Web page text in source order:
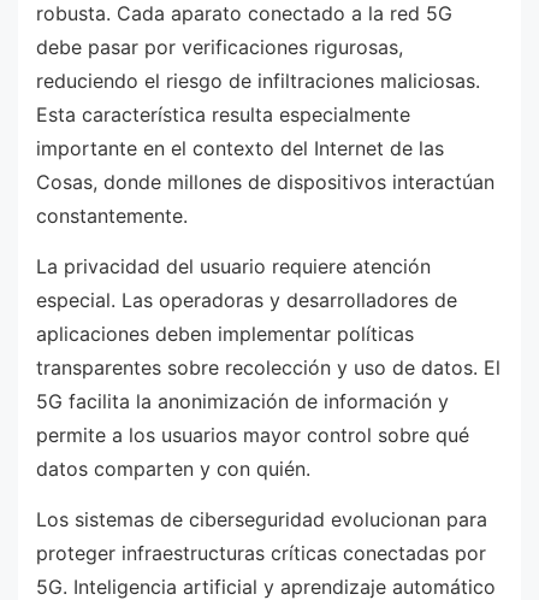
robusta. Cada aparato conectado a la red 5G
debe pasar por verificaciones rigurosas,
reduciendo el riesgo de infiltraciones maliciosas.
Esta característica resulta especialmente
importante en el contexto del Internet de las
Cosas, donde millones de dispositivos interactúan
constantemente.
La privacidad del usuario requiere atención
especial. Las operadoras y desarrolladores de
aplicaciones deben implementar políticas
transparentes sobre recolección y uso de datos. El
5G facilita la anonimización de información y
permite a los usuarios mayor control sobre qué
datos comparten y con quién.
Los sistemas de ciberseguridad evolucionan para
proteger infraestructuras críticas conectadas por
5G. Inteligencia artificial y aprendizaje automático